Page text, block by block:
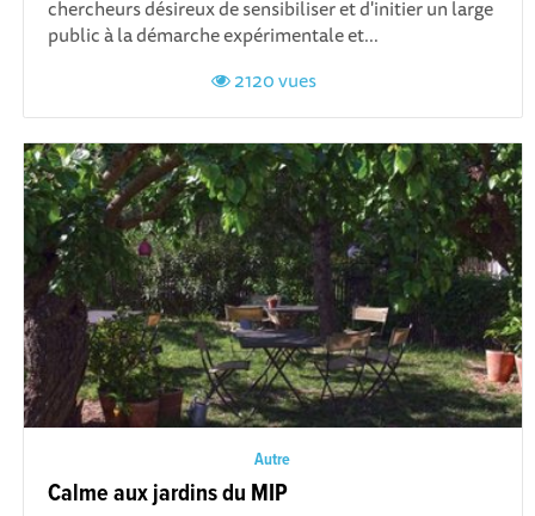
chercheurs désireux de sensibiliser et d'initier un large
public à la démarche expérimentale et...
2120 vues
Autre
Calme aux jardins du MIP